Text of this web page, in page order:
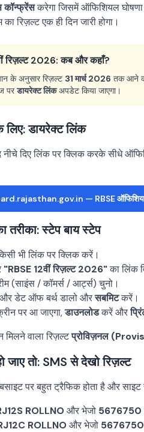
कॉन्फ्रेंसकरेगा जिसमें ऑफिशियल घोषणा
का रिज़ल्ट एक ही दिन जारी होगा।
रिज़ल्ट 2026: कब और कहाँ?
के अनुसार रिज़ल्ट 31 मार्च 2026 तक आने
परडायरेक्ट लिंकअपडेट किया जाएगा।
डायरेक्ट लिंक
नीचे दिए लिंक पर क्लिक करके सीधे
— RBSE
तरीका: स्टेप बाय स्टेप
भी लिंक पर क्लिक करें।
"RBSE 12वीं रिज़ल्ट 2026"का लिंक
(साइंस / कॉमर्स / आर्ट्स) चुनो।
और डेट ऑफ बर्थ डालो औरसबमिटकरें।
पर आ जाएगा,डाउनलोडकरें और
मिलने वाला रिज़ल्टप्रोविज़नल
जाए तो: SMS से देखो रिज़ल्ट
पर बहुत ट्रैफिक होता है और
ROLLNOऔर भेजो 5676750
ROLLNOऔर भेजो 5676750